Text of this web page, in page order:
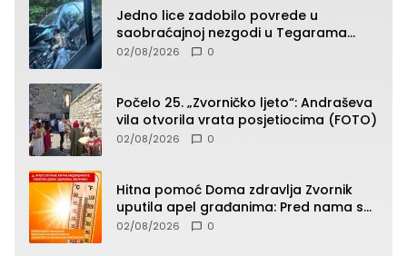
Jedno lice zadobilo povrede u
saobraćajnoj nezgodi u Tegarama
(FOTO)
02/08/2026 0
Počelo 25. „Zvorničko ljeto“: Andraševa
vila otvorila vrata posjetiocima (FOTO)
02/08/2026 0
Hitna pomoć Doma zdravlja Zvornik
uputila apel građanima: Pred nama su
temperature do 40°C, oprez zbog
02/08/2026 0